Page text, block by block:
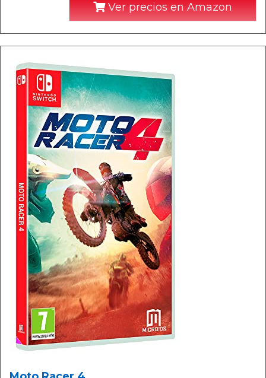
Ver precios en Amazon